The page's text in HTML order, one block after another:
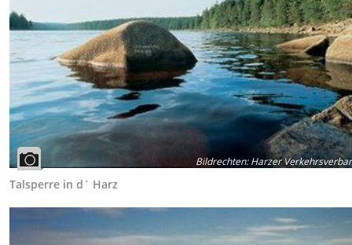
Bildrechten:Harzer
Talsperre in d` Harz